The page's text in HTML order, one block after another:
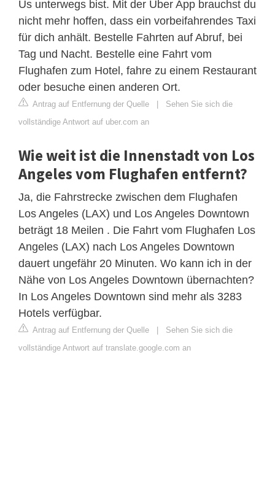
Us unterwegs bist. Mit der Uber App brauchst du
nicht mehr hoffen, dass ein vorbeifahrendes Taxi
für dich anhält. Bestelle Fahrten auf Abruf, bei
Tag und Nacht. Bestelle eine Fahrt vom
Flughafen zum Hotel, fahre zu einem Restaurant
oder besuche einen anderen Ort.
Antrag auf Entfernung der Quelle | Sehen Sie sich die
vollständige Antwort auf uber.com an
Wie weit ist die Innenstadt von Los
Angeles vom Flughafen entfernt?
Ja, die Fahrstrecke zwischen dem Flughafen
Los Angeles (LAX) und Los Angeles Downtown
beträgt 18 Meilen . Die Fahrt vom Flughafen Los
Angeles (LAX) nach Los Angeles Downtown
dauert ungefähr 20 Minuten. Wo kann ich in der
Nähe von Los Angeles Downtown übernachten?
In Los Angeles Downtown sind mehr als 3283
Hotels verfügbar.
Antrag auf Entfernung der Quelle | Sehen Sie sich die
vollständige Antwort auf translate.google.com an